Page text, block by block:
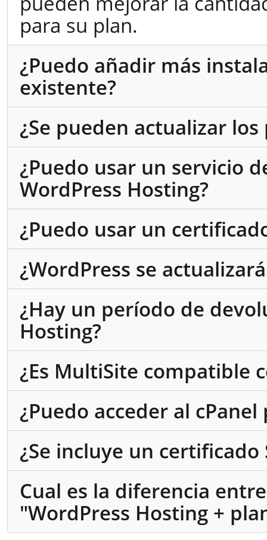
para su plan.
¿Puedo añadir más
existente?
¿Se pueden actualizar
¿Puedo usar un servicio
WordPress Hosting?
¿Puedo usar un
¿WordPress se
¿Hay un período de
Hosting?
¿Es MultiSite compatible
¿Puedo acceder al
¿Se incluye un certificado
Cual es la diferencia
"WordPress Hosting +